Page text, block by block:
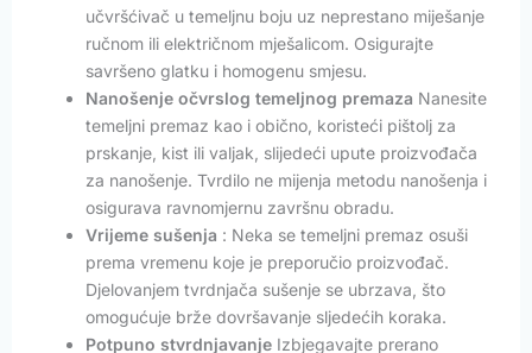
učvršćivač u temeljnu boju uz neprestano miješanje
ručnom ili električnom mješalicom. Osigurajte
savršeno glatku i homogenu smjesu.
Nanošenje očvrslog temeljnog premaza Nanesite
temeljni premaz kao i obično, koristeći pištolj za
prskanje, kist ili valjak, slijedeći upute proizvođača
za nanošenje. Tvrdilo ne mijenja metodu nanošenja i
osigurava ravnomjernu završnu obradu.
Vrijeme sušenja : Neka se temeljni premaz osuši
prema vremenu koje je preporučio proizvođač.
Djelovanjem tvrdnjača sušenje se ubrzava, što
omogućuje brže dovršavanje sljedećih koraka.
Potpuno stvrdnjavanje Izbjegavajte prerano